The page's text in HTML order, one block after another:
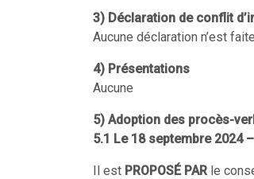
3) Déclaration de conflit
Aucune déclaration n’est
4) Présentations
Aucune
5) Adoption des procès-
5.1 Le 18 septembre 2024
Il est PROPOSÉ PAR le